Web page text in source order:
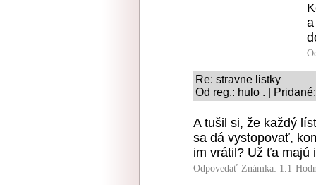
Re: stravne listky
Od reg.: hulo . |
A tušil si, že každý
sa dá vystopovať,
im vrátil? Už ťa majú
Odpovedať Známka: 1.1